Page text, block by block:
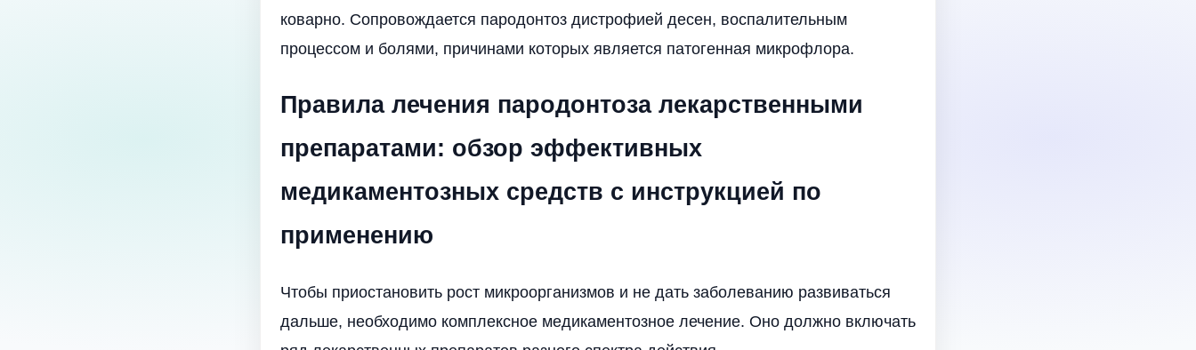
коварно. Сопровождается пародонтоз дистрофией десен, воспалительным
процессом и болями, причинами которых является патогенная микрофлора.
Правила лечения пародонтоза лекарственными
препаратами: обзор эффективных
медикаментозных средств с инструкцией по
применению
Чтобы приостановить рост микроорганизмов и не дать заболеванию развиваться
дальше, необходимо комплексное медикаментозное лечение. Оно должно включать